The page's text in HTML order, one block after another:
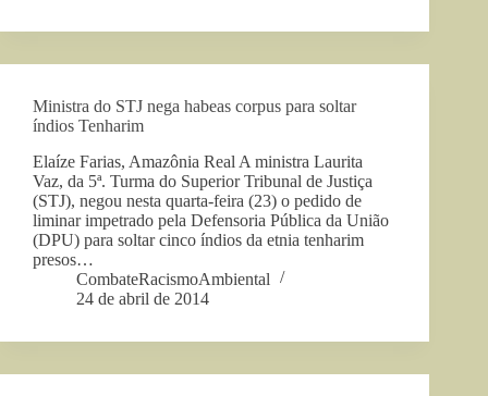
Ministra do STJ nega habeas corpus para soltar
índios Tenharim
Elaíze Farias, Amazônia Real A ministra Laurita
Vaz, da 5ª. Turma do Superior Tribunal de Justiça
(STJ), negou nesta quarta-feira (23) o pedido de
liminar impetrado pela Defensoria Pública da União
(DPU) para soltar cinco índios da etnia tenharim
presos…
CombateRacismoAmbiental
24 de abril de 2014